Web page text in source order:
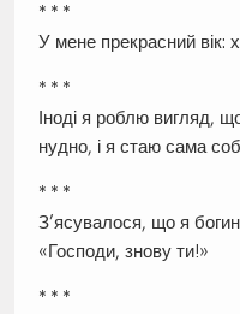
* * *
У мене прекрасний вік:
* * *
Іноді я роблю вигляд,
нудно, і я стаю сама
* * *
З’ясувалося, що я
«Господи, знову ти!»
* * *